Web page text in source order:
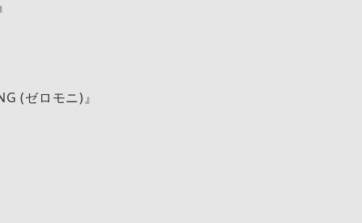
(ゼロモニ)』